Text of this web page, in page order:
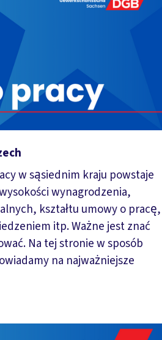
w sąsiednim kraju powstaje
wynagrodzenia,
kształtu umowy o pracę,
itp. Ważne jest znać
Na tej stronie w sposób
na najważniejsze